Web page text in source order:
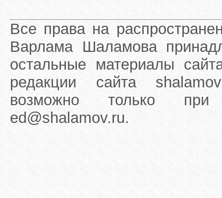
Все права на
Варлама Шаламова
остальные материалы
редакции сайта
возможно только при
ed@shalamov.ru.